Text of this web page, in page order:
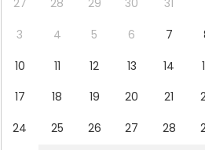
27 28 29 30 31
3
4 5 6 7
10
11 12 13 14
17
18 19 20 21
24
25 26 27 28